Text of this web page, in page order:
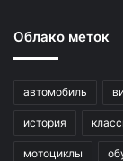
Облако меток
автомобиль
история
мотоциклы